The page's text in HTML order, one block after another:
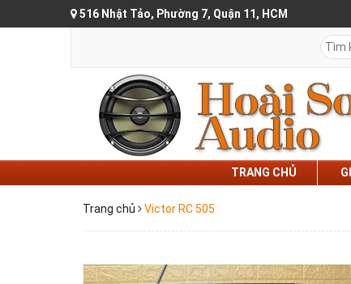
516 Nhật Tảo, Phường 7, Quận 11, HCM
TRANG CHỦ
Trang chủ Victor RC 505